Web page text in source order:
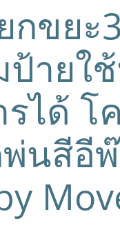
กขยะ
ายใ
ได้ โ
พ่นสีอี